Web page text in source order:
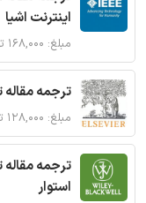
اینترنت اشیا
مبلغ: ۱۶۸,۰۰۰ تومان
ترجمه
مبلغ: ۱۲۸,۰۰۰ تومان
ترجمه
استوار